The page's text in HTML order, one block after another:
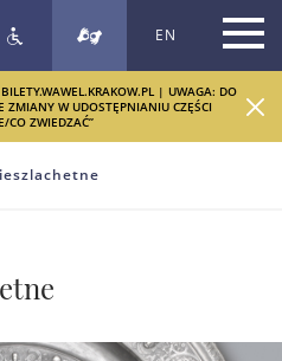
EN
| UWAGA: DO
ZMIANY W UDOSTĘPNIANIU CZĘŚCI
CO ZWIEDZAĆ”